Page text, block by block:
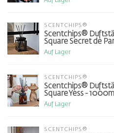
SCENTCHIPS®
Scentchips®
Square Secret de
Auf Lager
SCENTCHIPS®
Scentchips®
Square Yess - 1000ml
Auf Lager
SCENTCHIPS®